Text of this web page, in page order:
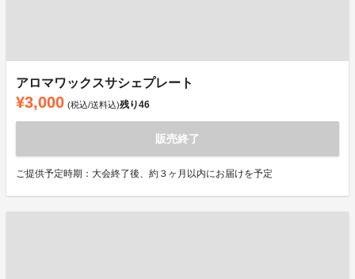
アロマワックスサシェプレート
¥3,000 (税込/送料込)残り46
販売終了
ご提供予定時期：大会終了後、約３ヶ月以内にお届けを予定